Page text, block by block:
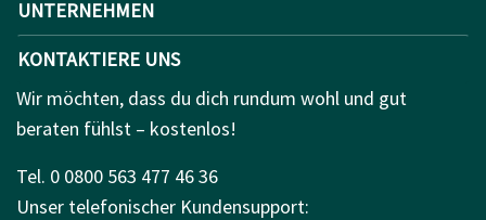
UNTERNEHMEN
KONTAKTIERE UNS
Wir möchten, dass du dich rundum wohl und gut
beraten fühlst – kostenlos!
Tel. 0 0800 563 477 46 36
Unser telefonischer Kundensupport: